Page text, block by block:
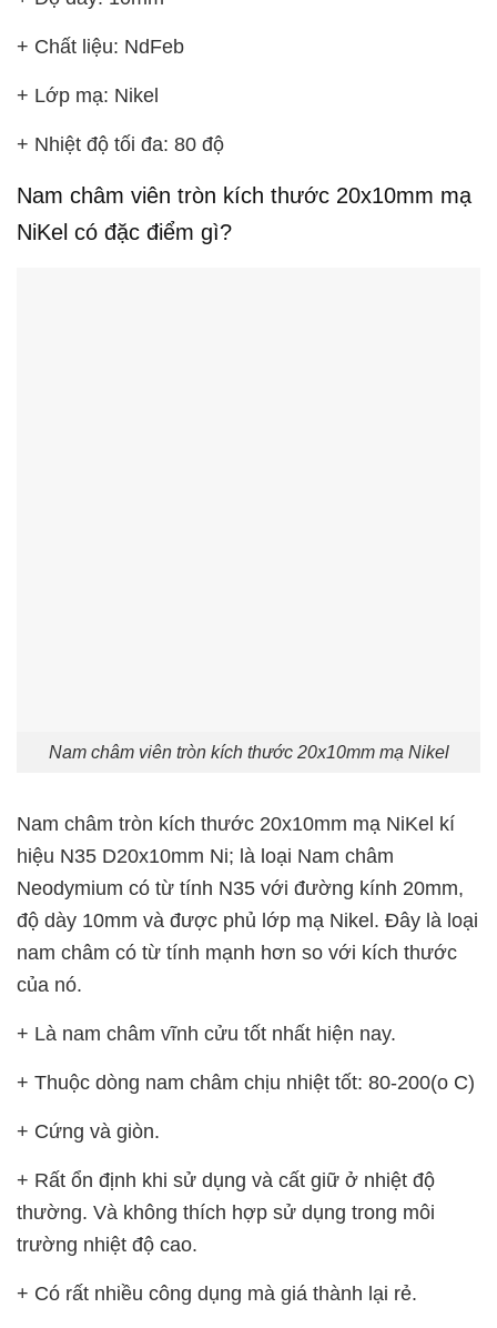
+ Chất liệu: NdFeb
+ Lớp mạ: Nikel
+ Nhiệt độ tối đa: 80 độ
Nam châm viên tròn kích thước 20x10mm mạ
NiKel có đặc điểm gì?
Nam châm viên tròn kích thước 20x10mm mạ Nikel
Nam châm tròn kích thước 20x10mm mạ NiKel kí
hiệu N35 D20x10mm Ni; là loại Nam châm
Neodymium có từ tính N35 với đường kính 20mm,
độ dày 10mm và được phủ lớp mạ Nikel. Đây là loại
nam châm có từ tính mạnh hơn so với kích thước
của nó.
+ Là nam châm vĩnh cửu tốt nhất hiện nay.
+ Thuộc dòng nam châm chịu nhiệt tốt: 80-200(o C)
+ Cứng và giòn.
+ Rất ổn định khi sử dụng và cất giữ ở nhiệt độ
thường. Và không thích hợp sử dụng trong môi
trường nhiệt độ cao.
+ Có rất nhiều công dụng mà giá thành lại rẻ.